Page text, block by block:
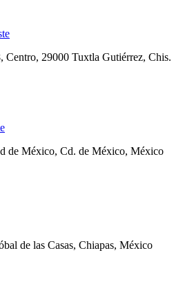
Centro, 29000 Tuxtla Gutiérrez, Chis.
de México, Cd. de México, México
de las Casas, Chiapas, México